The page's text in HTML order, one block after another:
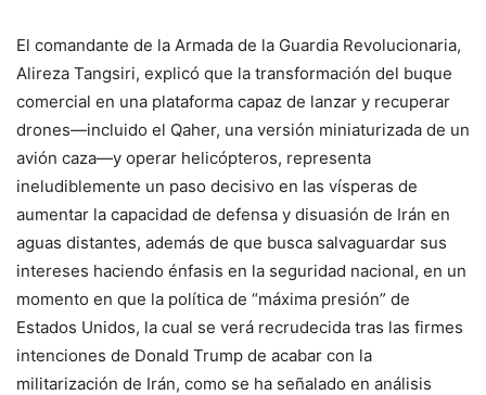
El comandante de la Armada de la Guardia Revolucionaria,
Alireza Tangsiri, explicó que la transformación del buque
comercial en una plataforma capaz de lanzar y recuperar
drones—incluido el Qaher, una versión miniaturizada de un
avión caza—y operar helicópteros, representa
ineludiblemente un paso decisivo en las vísperas de
aumentar la capacidad de defensa y disuasión de Irán en
aguas distantes, además de que busca salvaguardar sus
intereses haciendo énfasis en la seguridad nacional, en un
momento en que la política de “máxima presión” de
Estados Unidos, la cual se verá recrudecida tras las firmes
intenciones de Donald Trump de acabar con la
militarización de Irán, como se ha señalado en análisis